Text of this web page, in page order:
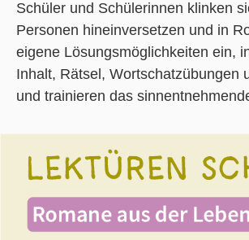
Schüler und Schülerinnen klinken
Personen hineinversetzen und in
eigene Lösungsmöglichkeiten ein,
Inhalt, Rätsel, Wortschatzübungen
und trainieren das